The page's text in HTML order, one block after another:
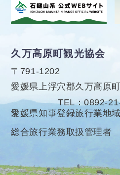
久万高原町観光協会
〒791-1202
愛媛県上浮穴郡久万高原
TEL
0892-
愛媛県知事登録旅行業地
総合旅行業務取扱管理者